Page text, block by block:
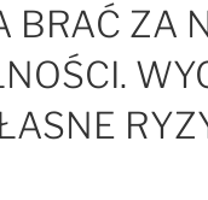
BRAĆ ZA